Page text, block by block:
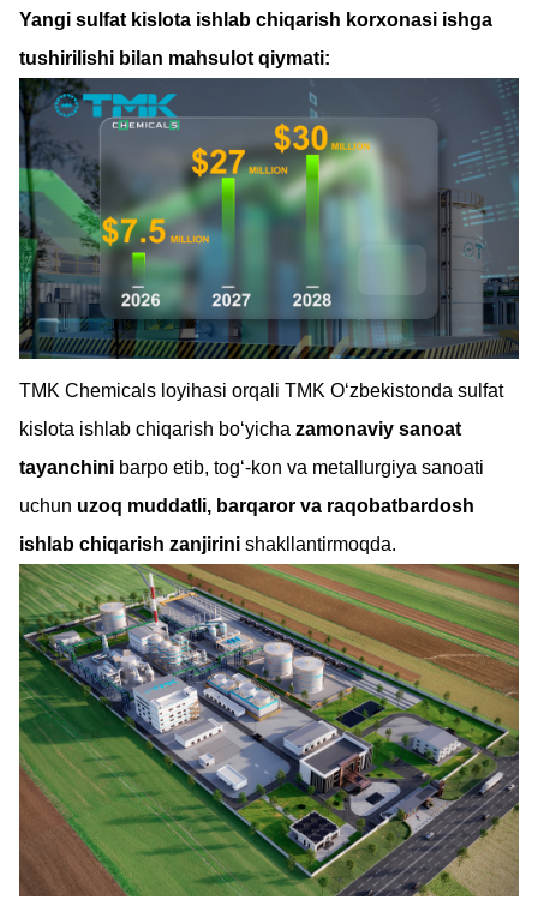
Yangi sulfat kislota ishlab chiqarish korxonasi ishga
tushirilishi bilan mahsulot qiymati:
TMK Chemicals loyihasi orqali TMK O‘zbekistonda sulfat
kislota ishlab chiqarish bo‘yicha zamonaviy sanoat
tayanchini barpo etib, tog‘-kon va metallurgiya sanoati
uchun uzoq muddatli, barqaror va raqobatbardosh
ishlab chiqarish zanjirini shakllantirmoqda.